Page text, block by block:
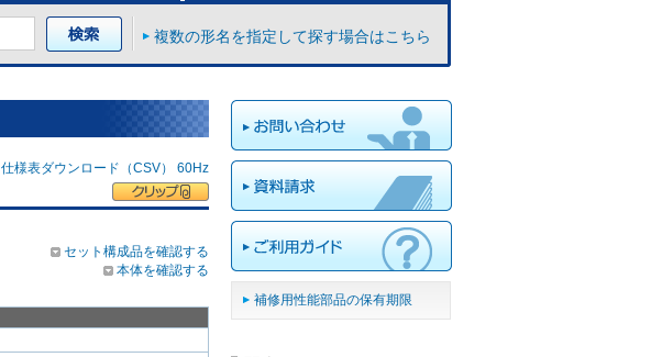
複数の形名を指定して探す場合はこちら
仕様表ダウンロード（CSV） 60Hz
セット構成品を確認する
本体を確認する
補修用性能部品の保有期限